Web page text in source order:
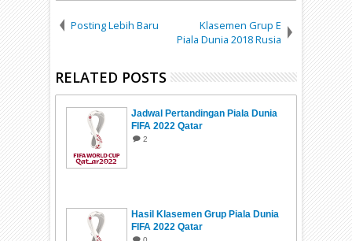
Posting Lebih Baru
Klasemen Grup E
Piala Dunia 2018 Rusia
RELATED POSTS
Jadwal Pertandingan Piala Dunia
FIFA 2022 Qatar
2
Hasil Klasemen Grup Piala Dunia
FIFA 2022 Qatar